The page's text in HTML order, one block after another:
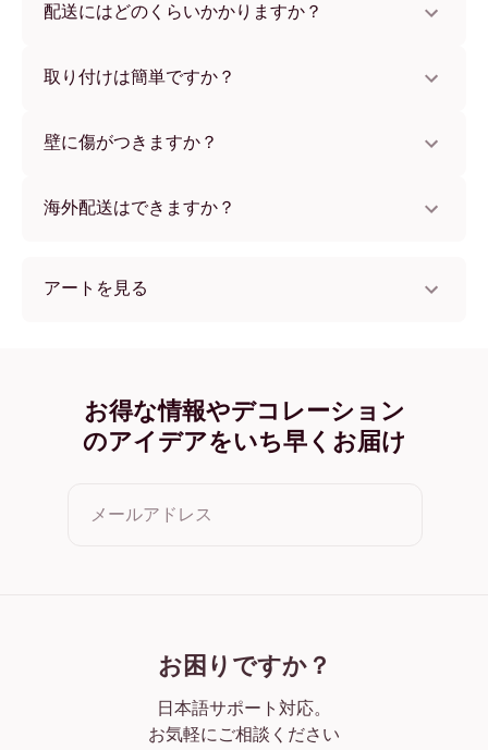
フレームカラーからお選びいただけます。
配送にはどのくらいかかりますか？
用いただけます。ご注文後、追跡番号をお知らせします。
取り付けは簡単ですか？
をつけないため、賃貸のお部屋でも安心してお使いいただ
壁に傷がつきますか？
海外配送はできますか？
アートを見る
Cute Duck オーク
Cute Duck ワイド ブラック
Cute Duck ワイド ホワイト
お得な情報やデコレーション
のアイデアをいち早くお届け
メールアドレス
お困りですか？
日本語サポート対応。
お気軽にご相談ください